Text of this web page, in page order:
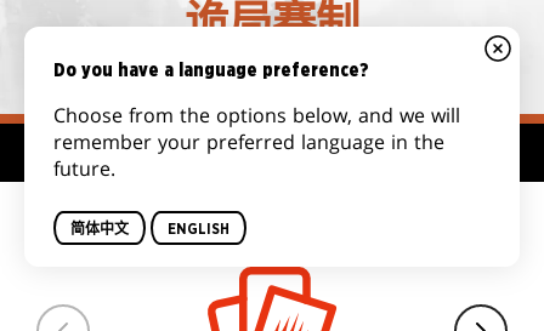
诡局赛制
赛制枢纽
套牌数量
Do you have a language preference?
Choose from the options below, and we will
remember your preferred language in the
future.
简体中文 ENGLISH